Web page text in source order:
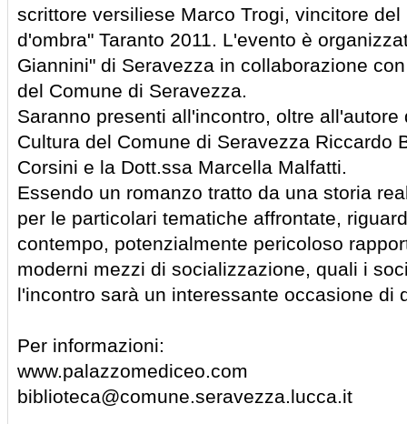
scrittore versiliese Marco Trogi, vincitore
d'ombra" Taranto 2011. L'evento è
Giannini" di Seravezza in collaborazione
del Comune di Seravezza.
Saranno presenti all'incontro, oltre
Cultura del Comune di Seravezza Riccardo
Corsini e la Dott.ssa Marcella Malfatti.
Essendo un romanzo tratto da una storia
per le particolari tematiche affrontate,
contempo, potenzialmente pericoloso
moderni mezzi di socializzazione, quali i
l'incontro sarà un interessante occasione di
Per informazioni:
www.palazzomediceo.com
biblioteca@comune.seravezza.lucca.it